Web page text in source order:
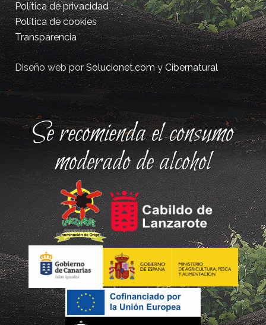
Política de privacidad
Política de cookies
Transparencia
Diseño web porSolucionet.comyCibernatural
Se recomienda el consumo
moderado de alcohol